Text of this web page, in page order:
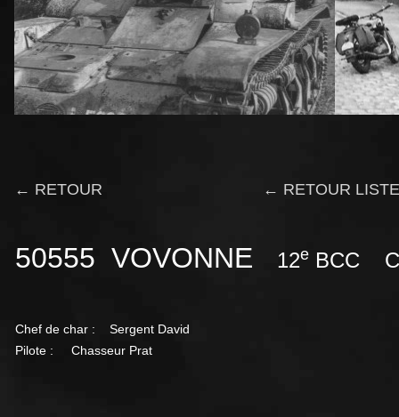
← RETOUR ← RETOUR
50555 VOVONNE 12e BCC
Chef de char : Sergent David
Pilote : Chasseur Prat